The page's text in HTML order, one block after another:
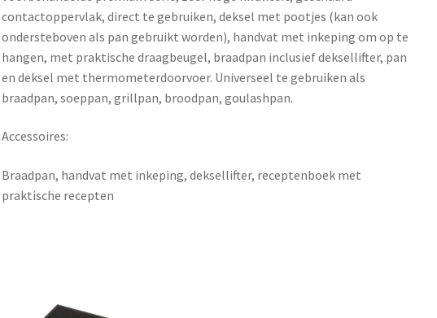
contactoppervlak, direct te gebruiken, deksel met pootjes (kan ook
ondersteboven als pan gebruikt worden), handvat met inkeping om op te
hangen, met praktische draagbeugel, braadpan inclusief deksellifter, pan
en deksel met thermometerdoorvoer. Universeel te gebruiken als
braadpan, soeppan, grillpan, broodpan, goulashpan.
Accessoires:
Braadpan, handvat met inkeping, deksellifter, receptenboek met
praktische recepten